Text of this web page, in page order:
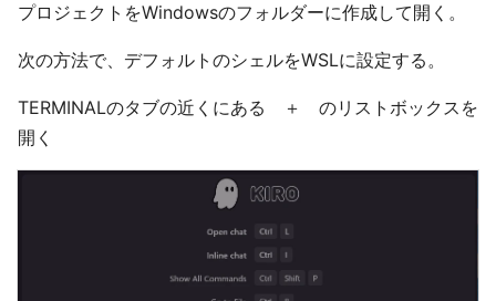
プロジェクトをWindowsのフォルダーに作成して開く。
次の方法で、デフォルトのシェルをWSLに設定する。
TERMINALのタブの近くにある ＋ のリストボックスを
開く